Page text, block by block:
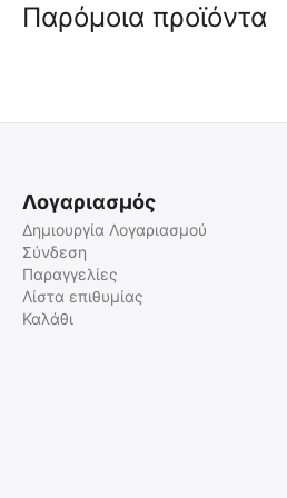
Παρόμοια προϊόντα
MIL-TEC Πολυχρηστικό
Εργαλείο Επιβίωσης -
Διάσωσης 11 σε 1
15408000
Λογαριασμός
Δημιουργία Λογαριασμού
Σύνδεση
Παραγγελίες
Λίστα επιθυμίας
Καλάθι